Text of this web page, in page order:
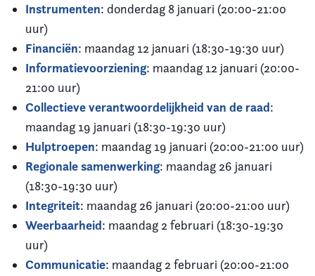
Instrumenten: donderdag 8 januari (20:00-21:00
uur)
Financiën: maandag 12 januari (18:30-19:30 uur)
Informatievoorziening: maandag 12 januari (20:00-
21:00 uur)
Collectieve verantwoordelijkheid van de raad:
maandag 19 januari (18:30-19:30 uur)
Hulptroepen: maandag 19 januari (20:00-21:00 uur)
Regionale samenwerking: maandag 26 januari
(18:30-19:30 uur)
Integriteit: maandag 26 januari (20:00-21:00 uur)
Weerbaarheid: maandag 2 februari (18:30-19:30
uur)
Communicatie: maandag 2 februari (20:00-21:00